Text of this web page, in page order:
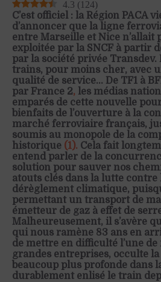
4.3 ( 124)
C’est officiel : la Région PACA
d’annoncer que la ligne
entre Marseille et Nice n’allait
exploitée par la SNCF à partir
par la société privée Transdev.
trains, pour moins cher, avec
qualité de service… De TF1 à
par France 2, les médias
emparés de cette nouvelle
bienfaits de l’ouverture à la
marché ferroviaire français,
soumis au monopole de la
historique (1). Cela fait
entend parler de la
solution pour sauver nos
atouts clés dans la lutte contre
dérèglement climatique,
permettant un transport de
émetteur de gaz à effet de
Malheureusement, il s’avère
qui nous ramène 83 ans en
de mettre en difficulté l’une de
grandes entreprises, occulte
beaucoup plus profonde dans
durablement enlisé le train